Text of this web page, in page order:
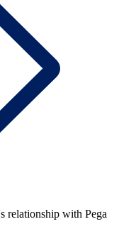
relationship with Pega